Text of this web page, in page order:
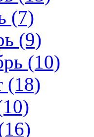
(7)
(9)
(10)
(18)